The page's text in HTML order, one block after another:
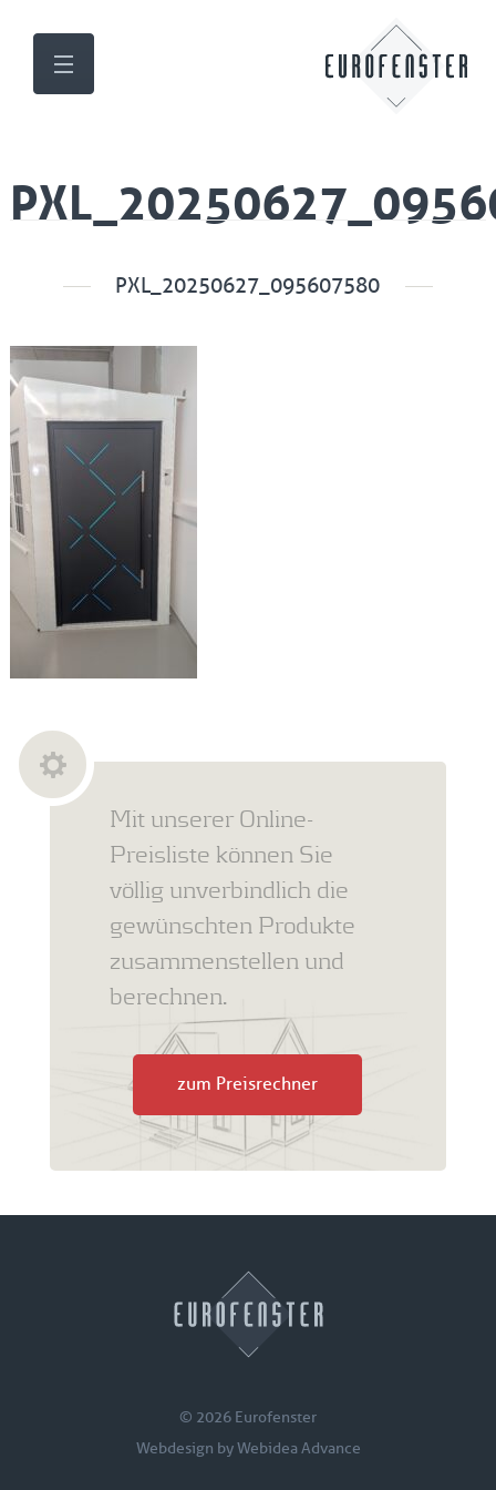
PXL_20250627_095607580
Mit unserer Online-
Preisliste können Sie
völlig unverbindlich die
gewünschten Produkte
zusammenstellen und
berechnen.
zum Preisrechner
© 2026 Eurofenster
Webdesign byWebidea Advance